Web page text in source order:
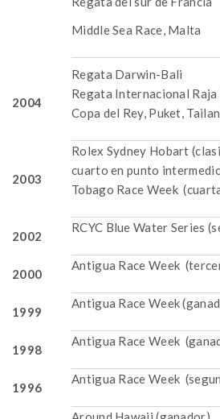
Middle Sea Race, Malta
2004
Regata Darwin-Bali
Regata Internacional Raja
Copa del Rey, Puket,
2003
Rolex Sydney Hobart
cuarto en punto
Tobago Race Week
2002
RCYC Blue Water Series
2000
Antigua Race Week
1999
Antigua Race Week
1998
Antigua Race Week
1996
Antigua Race Week